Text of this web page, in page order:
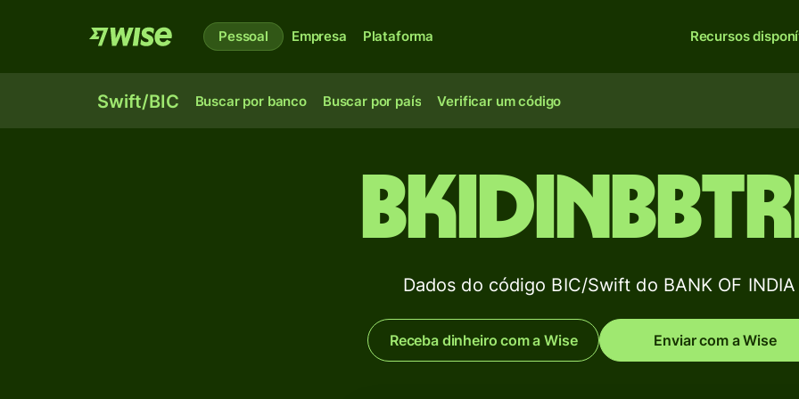
Pessoal Empresa Plataforma Recursos
Swift/BIC Buscar por banco Buscar por país Verificar um código
Dados do código BIC/Swift do BANK OF INDIA
Receba dinheiro com a Wise Enviar com a Wise